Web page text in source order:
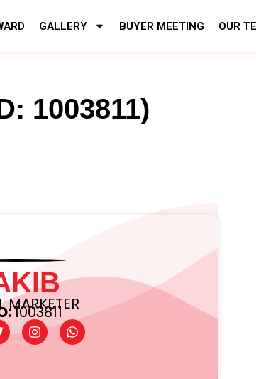
GALLERY BUYER MEETING OUR
1003811)
MARKETER
1003811